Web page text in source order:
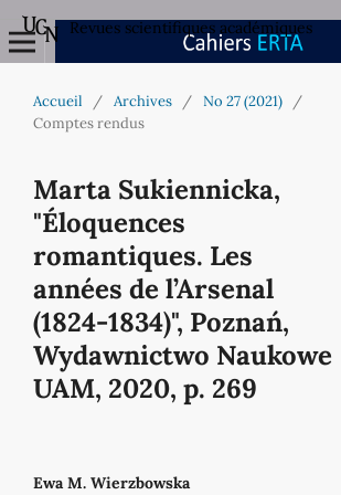
Revues scientifiques académiques
Accueil / Archives / No 27 (2021)
/
Comptes rendus
Marta Sukiennicka,
"Éloquences
romantiques. Les
années de l’Arsenal
(1824-1834)", Poznań,
Wydawnictwo Naukowe
UAM, 2020, p. 269
Ewa M. Wierzbowska